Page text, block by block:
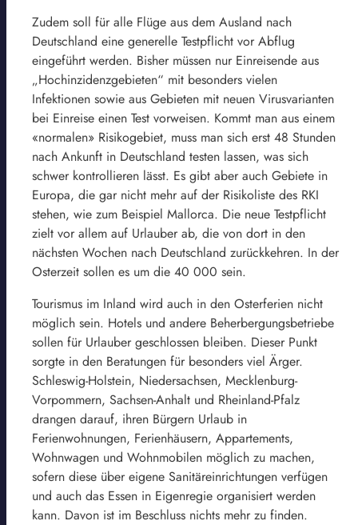
Zudem soll für alle Flüge aus dem Ausland nach
Deutschland eine generelle Testpflicht vor Abflug
eingeführt werden. Bisher müssen nur Einreisende aus
„Hochinzidenzgebieten“ mit besonders vielen
Infektionen sowie aus Gebieten mit neuen Virusvarianten
bei Einreise einen Test vorweisen. Kommt man aus einem
«normalen» Risikogebiet, muss man sich erst 48 Stunden
nach Ankunft in Deutschland testen lassen, was sich
schwer kontrollieren lässt. Es gibt aber auch Gebiete in
Europa, die gar nicht mehr auf der Risikoliste des RKI
stehen, wie zum Beispiel Mallorca. Die neue Testpflicht
zielt vor allem auf Urlauber ab, die von dort in den
nächsten Wochen nach Deutschland zurückkehren. In der
Osterzeit sollen es um die 40 000 sein.
Tourismus im Inland wird auch in den Osterferien nicht
möglich sein. Hotels und andere Beherbergungsbetriebe
sollen für Urlauber geschlossen bleiben. Dieser Punkt
sorgte in den Beratungen für besonders viel Ärger.
Schleswig-Holstein, Niedersachsen, Mecklenburg-
Vorpommern, Sachsen-Anhalt und Rheinland-Pfalz
drangen darauf, ihren Bürgern Urlaub in
Ferienwohnungen, Ferienhäusern, Appartements,
Wohnwagen und Wohnmobilen möglich zu machen,
sofern diese über eigene Sanitäreinrichtungen verfügen
und auch das Essen in Eigenregie organisiert werden
kann. Davon ist im Beschluss nichts mehr zu finden.